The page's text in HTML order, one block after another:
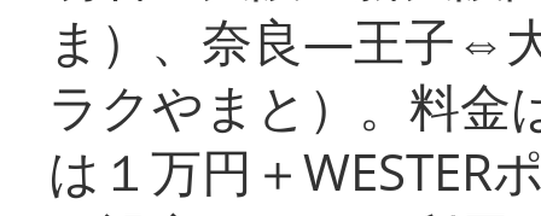
ま）、奈良―王子⇔
ラクやまと）。料金
は１万円＋WESTER